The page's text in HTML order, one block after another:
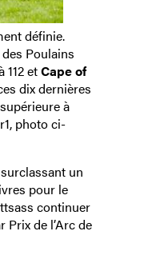
définie.
Poulains
112 etCape of
dix dernières
à
photo ci-
un
pour le
continuer
de l’Arc de